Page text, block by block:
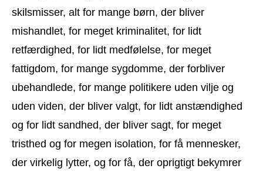
skilsmisser, alt for mange børn, der bliver
mishandlet, for meget kriminalitet, for lidt
retfærdighed, for lidt medfølelse, for meget
fattigdom, for mange sygdomme, der forbliver
ubehandlede, for mange politikere uden vilje og
uden viden, der bliver valgt, for lidt anstændighed
og for lidt sandhed, der bliver sagt, for meget
tristhed og for megen isolation, for få mennesker,
der virkelig lytter, og for få, der oprigtigt bekymrer